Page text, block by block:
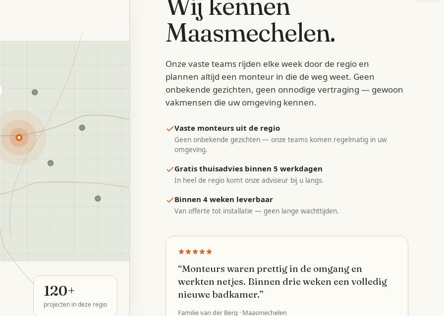
120+
projecten in deze regio
Maasmechelen.
Onze vaste teams rijden elke week door de regio en
plannen altijd een monteur in die de weg weet. Geen
onbekende gezichten, geen onnodige vertraging — gewoon
vakmensen die uw omgeving kennen.
Vaste monteurs uit de regio
Geen onbekende gezichten — onze teams komen regelmatig in uw
omgeving.
Gratis thuisadvies binnen 5 werkdagen
In heel de regio komt onze adviseur bij u langs.
Binnen 4 weken leverbaar
Van offerte tot installatie — geen lange wachttijden.
“Monteurs waren prettig in de omgang en
werkten netjes. Binnen drie weken een volledig
nieuwe badkamer.”
Familie van der Berg · Maasmechelen